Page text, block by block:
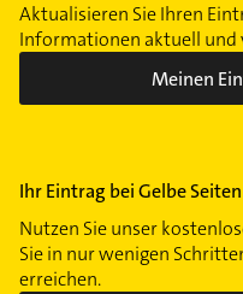
Aktualisieren Sie Ihren
Informationen aktuell und
Meinen
Ihr Eintrag bei Gelbe Seiten
Nutzen Sie unser
Sie in nur wenigen
erreichen.